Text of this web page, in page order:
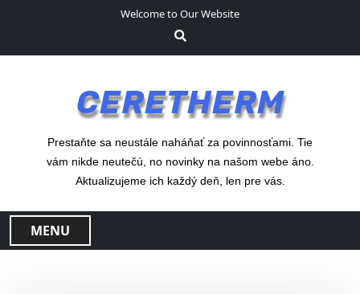
Welcome to Our Website
CERETHERM
Prestaňte sa neustále naháňať za povinnosťami. Tie
vám nikde neutečú, no novinky na našom webe áno.
Aktualizujeme ich každý deň, len pre vás.
MENU